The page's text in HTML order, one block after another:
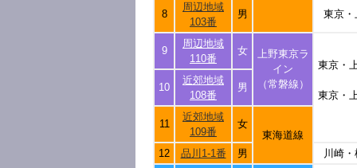
8
周辺地域
103番
男 東京・
9
周辺地域
110番
女
上野東京ラ
イン
（常磐線）
東京・
東京・
10
近郊地域
108番
男
11
近郊地域
109番
女
東海道線
12
品川1-1番 男 川崎